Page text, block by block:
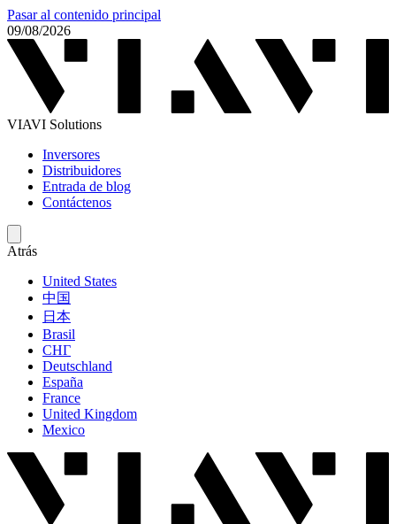
Pasar al contenido principal
09/08/2026
VIAVI Solutions
Inversores
Distribuidores
Entrada de blog
Contáctenos
Atrás
United States
中国
日本
Brasil
СНГ
Deutschland
España
France
United Kingdom
Mexico